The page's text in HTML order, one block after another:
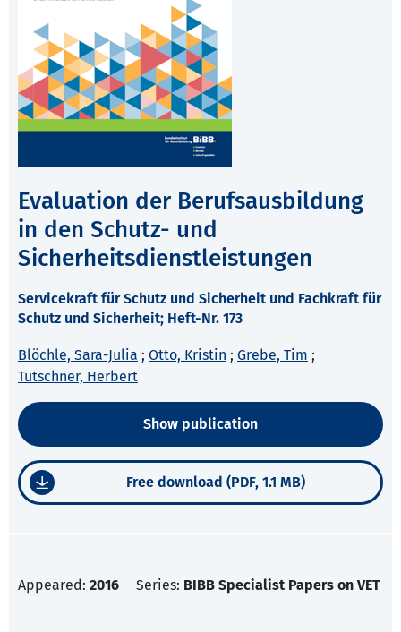
Evaluation der Berufsausbildung
in den Schutz- und
Sicherheitsdienstleistungen
Servicekraft für Schutz und Sicherheit und Fachkraft für
Schutz und Sicherheit; Heft-Nr. 173
Blöchle, Sara-Julia ; Otto, Kristin ; Grebe, Tim ;
Tutschner, Herbert
Show publication
Free download (PDF, 1.1 MB)
Appeared: 2016 Series: BIBB Specialist Papers on VET